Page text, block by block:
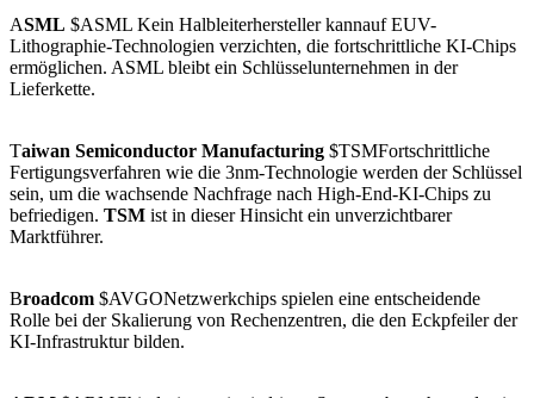
ASML $ASML Kein Halbleiterhersteller kannauf EUV-
Lithographie-Technologien verzichten, die fortschrittliche KI-Chips
ermöglichen. ASML bleibt ein Schlüsselunternehmen in der
Lieferkette.
Taiwan Semiconductor Manufacturing $TSMFortschrittliche
Fertigungsverfahren wie die 3nm-Technologie werden der Schlüssel
sein, um die wachsende Nachfrage nach High-End-KI-Chips zu
befriedigen. TSM ist in dieser Hinsicht ein unverzichtbarer
Marktführer.
Broadcom $AVGONetzwerkchips spielen eine entscheidende
Rolle bei der Skalierung von Rechenzentren, die den Eckpfeiler der
KI-Infrastruktur bilden.